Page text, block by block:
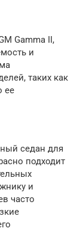
Gamma II,
и
таких как
ее
седан для
подходит
и
часто